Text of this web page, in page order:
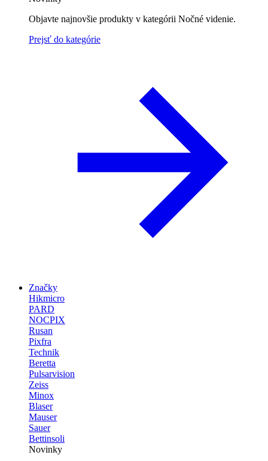
Objavte najnovšie produkty v kategórii Nočné videnie.
Prejsť do kategórie
Značky
Hikmicro
PARD
NOCPIX
Rusan
Pixfra
Technik
Beretta
Pulsarvision
Zeiss
Minox
Blaser
Mauser
Sauer
Bettinsoli
Novinky